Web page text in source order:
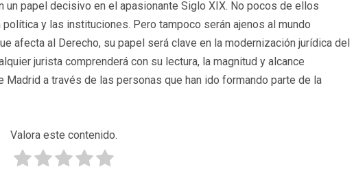
papel decisivo en el apasionante Siglo XIX. No pocos de ellos
y las instituciones. Pero tampoco serán ajenos al mundo
afecta al Derecho, su papel será clave en la modernización jurídica del
jurista comprenderá con su lectura, la magnitud y alcance
a través de las personas que han ido formando parte de la
Valora este contenido.